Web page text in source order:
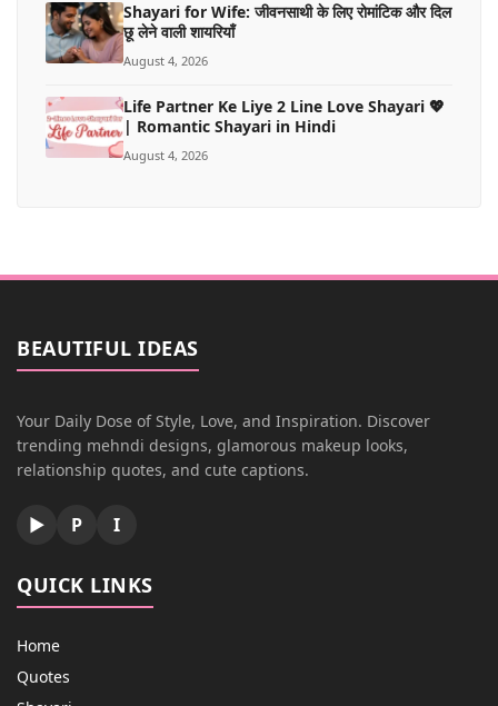
Shayari for Wife: जीवनसाथी के लिए रोमांटिक और दिल
छू लेने वाली शायरियाँ
August 4, 2026
Life Partner Ke Liye 2 Line Love Shayari 💖
| Romantic Shayari in Hindi
August 4, 2026
BEAUTIFUL IDEAS
Your Daily Dose of Style, Love, and Inspiration. Discover
trending mehndi designs, glamorous makeup looks,
relationship quotes, and cute captions.
▶ P I
QUICK LINKS
Home
Quotes